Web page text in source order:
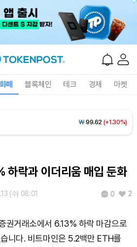
폐 블록체인 테크 경제 마켓
₩1,476 (-1.17%)
₩ 99.62 (+1.30%)
하락과 이더리움 매입 둔화
(수) 08:01 0 2
권거래소에서 6.13% 하락 마감으로
니다. 비트마인은 5.2백만 ETH를